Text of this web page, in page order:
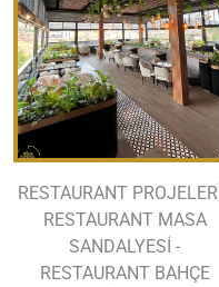
RESTAURANT
RESTAURANT MASA
SANDALYESİ -
RESTAURANT BAHÇE